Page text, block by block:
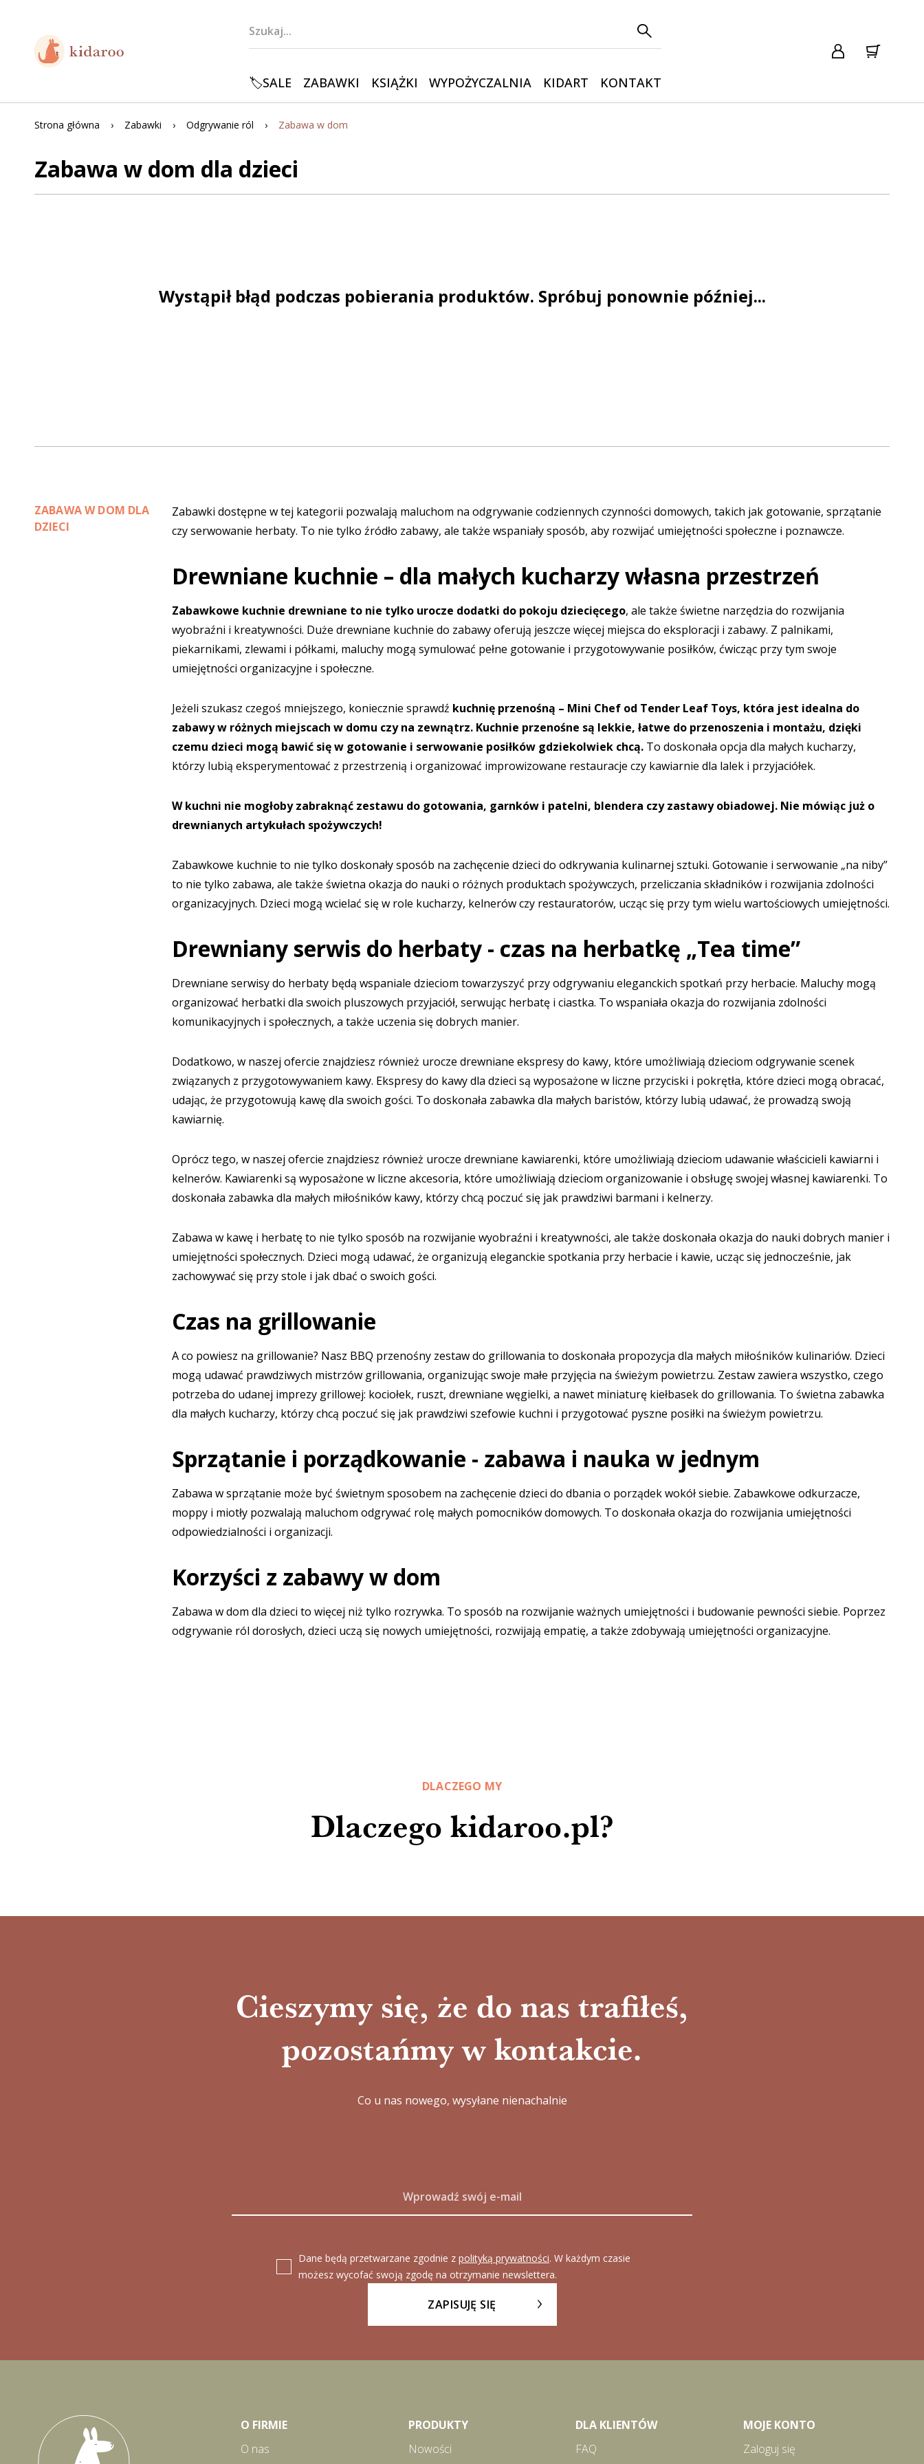
🏷️SALE ZABAWKI KSIĄŻKI WYPOŻYCZALNIA KIDART KONTAKT
Strona główna Zabawki Odgrywanie ról Zabawa w dom
Zabawa w dom dla dzieci
Wystąpił błąd podczas pobierania produktów. Spróbuj ponownie później...
ZABAWA W DOM DLA
DZIECI
Zabawki dostępne w tej kategorii pozwalają maluchom na odgrywanie codziennych czynności domowych, takich jak gotowanie, sprzątanie
czy serwowanie herbaty. To nie tylko źródło zabawy, ale także wspaniały sposób, aby rozwijać umiejętności społeczne i poznawcze.
Drewniane kuchnie – dla małych kucharzy własna przestrzeń
Zabawkowe kuchnie drewniane to nie tylko urocze dodatki do pokoju dziecięcego, ale także świetne narzędzia do rozwijania
wyobraźni i kreatywności. Duże drewniane kuchnie do zabawy oferują jeszcze więcej miejsca do eksploracji i zabawy. Z palnikami,
piekarnikami, zlewami i półkami, maluchy mogą symulować pełne gotowanie i przygotowywanie posiłków, ćwicząc przy tym swoje
umiejętności organizacyjne i społeczne.
Jeżeli szukasz czegoś mniejszego, koniecznie sprawdź kuchnię przenośną – Mini Chef od Tender Leaf Toys, która jest idealna do
zabawy w różnych miejscach w domu czy na zewnątrz. Kuchnie przenośne są lekkie, łatwe do przenoszenia i montażu, dzięki
czemu dzieci mogą bawić się w gotowanie i serwowanie posiłków gdziekolwiek chcą. To doskonała opcja dla małych kucharzy,
którzy lubią eksperymentować z przestrzenią i organizować improwizowane restauracje czy kawiarnie dla lalek i przyjaciółek.
W kuchni nie mogłoby zabraknąć zestawu do gotowania, garnków i patelni, blendera czyzastawy obiadowej. Nie mówiąc już o
drewnianych artykułach spożywczych!
Zabawkowe kuchnie to nie tylko doskonały sposób na zachęcenie dzieci do odkrywania kulinarnej sztuki. Gotowanie i serwowanie „na niby”
to nie tylko zabawa, ale także świetna okazja do nauki o różnych produktach spożywczych, przeliczania składników i rozwijania zdolności
organizacyjnych. Dzieci mogą wcielać się w role kucharzy, kelnerów czy restauratorów, ucząc się przy tym wielu wartościowych umiejętności.
Drewniany serwis do herbaty - czas na herbatkę „Tea time”
Drewniane serwisy do herbaty będą wspaniale dzieciom towarzyszyć przy odgrywaniu eleganckich spotkań przy herbacie. Maluchy mogą
organizować herbatki dla swoich pluszowych przyjaciół, serwując herbatę i ciastka. To wspaniała okazja do rozwijania zdolności
komunikacyjnych i społecznych, a także uczenia się dobrych manier.
Dodatkowo, w naszej ofercie znajdziesz również urocze drewniane ekspresy do kawy, które umożliwiają dzieciom odgrywanie scenek
związanych z przygotowywaniem kawy. Ekspresy do kawy dla dzieci są wyposażone w liczne przyciski i pokrętła, które dzieci mogą obracać,
udając, że przygotowują kawę dla swoich gości. To doskonała zabawka dla małych baristów, którzy lubią udawać, że prowadzą swoją
kawiarnię.
Oprócz tego, w naszej ofercie znajdziesz również urocze drewniane kawiarenki, które umożliwiają dzieciom udawanie właścicieli kawiarni i
kelnerów. Kawiarenki są wyposażone w liczne akcesoria, które umożliwiają dzieciom organizowanie i obsługę swojej własnej kawiarenki. To
doskonała zabawka dla małych miłośników kawy, którzy chcą poczuć się jak prawdziwi barmani i kelnerzy.
Zabawa w kawę i herbatę to nie tylko sposób na rozwijanie wyobraźni i kreatywności, ale także doskonała okazja do nauki dobrych manier i
umiejętności społecznych. Dzieci mogą udawać, że organizują eleganckie spotkania przy herbacie i kawie, ucząc się jednocześnie, jak
zachowywać się przy stole i jak dbać o swoich gości.
Czas na grillowanie
A co powiesz na grillowanie? Nasz BBQ przenośny zestaw do grillowania to doskonała propozycja dla małych miłośników kulinariów. Dzieci
mogą udawać prawdziwych mistrzów grillowania, organizując swoje małe przyjęcia na świeżym powietrzu. Zestaw zawiera wszystko, czego
potrzeba do udanej imprezy grillowej: kociołek, ruszt, drewniane węgielki, a nawet miniaturę kiełbasek do grillowania. To świetna zabawka
dla małych kucharzy, którzy chcą poczuć się jak prawdziwi szefowie kuchni i przygotować pyszne posiłki na świeżym powietrzu.
Sprzątanie i porządkowanie - zabawa i nauka w jednym
Zabawa w sprzątanie może być świetnym sposobem na zachęcenie dzieci do dbania o porządek wokół siebie. Zabawkowe odkurzacze,
moppy i miotły pozwalają maluchom odgrywać rolę małych pomocników domowych. To doskonała okazja do rozwijania umiejętności
odpowiedzialności i organizacji.
Korzyści z zabawy w dom
Zabawa w dom dla dzieci to więcej niż tylko rozrywka. To sposób na rozwijanie ważnych umiejętności i budowanie pewności siebie. Poprzez
odgrywanie ról dorosłych, dzieci uczą się nowych umiejętności, rozwijają empatię, a także zdobywają umiejętności organizacyjne.
Dlaczego kidaroo.pl?
DLACZEGO MY
Cieszymy się, że do nas trafiłeś,
pozostańmy w kontakcie.
Co u nas nowego, wysyłane nienachalnie
Dane będą przetwarzane zgodnie z polityką prywatności. W każdym czasie
możesz wycofać swoją zgodę na otrzymanie newslettera.
ZAPISUJĘ SIĘ
O FIRMIE
O nas
PRODUKTY
Nowości
DLA KLIENTÓW
FAQ
MOJE KONTO
Zaloguj się